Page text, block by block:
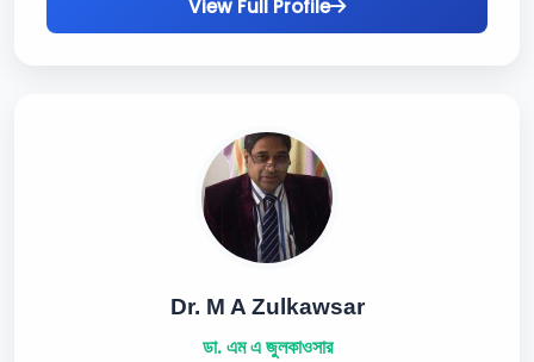
View Full Profile
Dr. M A Zulkawsar
ডা. এম এ জুলকাওসার